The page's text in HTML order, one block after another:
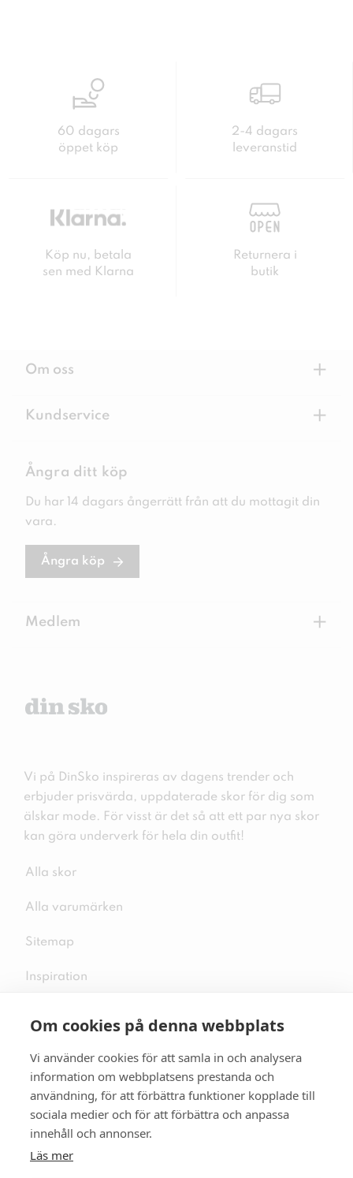
Om cookies på denna webbplats
Vi använder cookies för att samla in och analysera
information om webbplatsens prestanda och
användning, för att förbättra funktioner kopplade till
sociala medier och för att förbättra och anpassa
innehåll och annonser.
Läs mer
60 dagars
öppet köp
2-4 dagars
leveranstid
Köp nu, betala
sen med Klarna
Returnera i
butik
Om oss +
Kundservice +
Ångra ditt köp
Du har 14 dagars ångerrätt från att du mottagit din
vara.
Ångra köp
Medlem +
Vi på DinSko inspireras av dagens trender och
erbjuder prisvärda, uppdaterade skor för dig som
älskar mode. För visst är det så att ett par nya skor
kan göra underverk för hela din outfit!
Alla skor
Alla varumärken
Sitemap
Inspiration
Följ oss på sociala medier
Se mer skor: skopunkten.se